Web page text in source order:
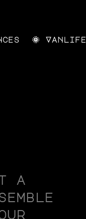
🌞 Vanlife
à